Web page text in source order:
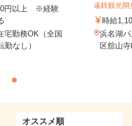
円以上 ※経験
宅勤務OK（全国
なし）
遠鉄観光開
時給
浜名湖
区舘山